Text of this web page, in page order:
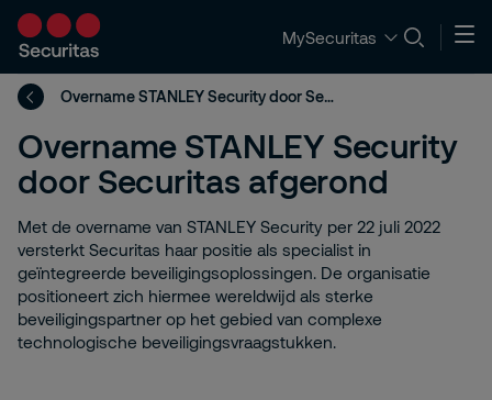
MySecuritas
Overname STANLEY Security door Securitas afgerond
Overname STANLEY Security
door Securitas afgerond
Met de overname van STANLEY Security per 22 juli 2022
versterkt Securitas haar positie als specialist in
geïntegreerde beveiligingsoplossingen. De organisatie
positioneert zich hiermee wereldwijd als sterke
beveiligingspartner op het gebied van complexe
technologische beveiligingsvraagstukken.